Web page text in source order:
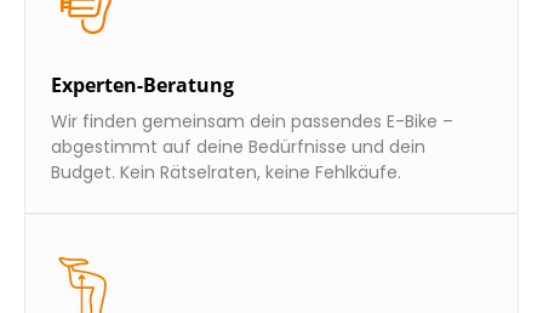
Experten-Beratung
Wir finden gemeinsam dein passendes E-Bike –
abgestimmt auf deine Bedürfnisse und dein
Budget. Kein Rätselraten, keine Fehlkäufe.